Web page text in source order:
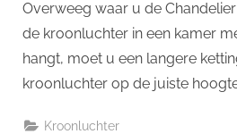
Overweeg waar u de
de kroonluchter in een kamer
hangt, moet u een langere
kroonluchter op de juiste
Kroonluchter